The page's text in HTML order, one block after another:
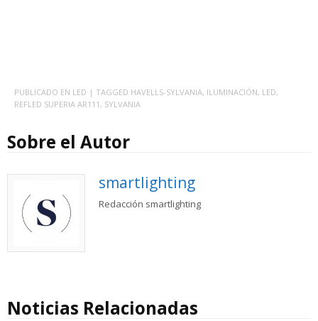
PUBLICADO EN LED | TAGGED HAVELLS-SYLVANIA, ILUMINACIÓN, LED,
REFLED SUPERIA AR111 , SYLVANIA
Sobre el Autor
smartlighting
Redacción smartlighting
Noticias Relacionadas